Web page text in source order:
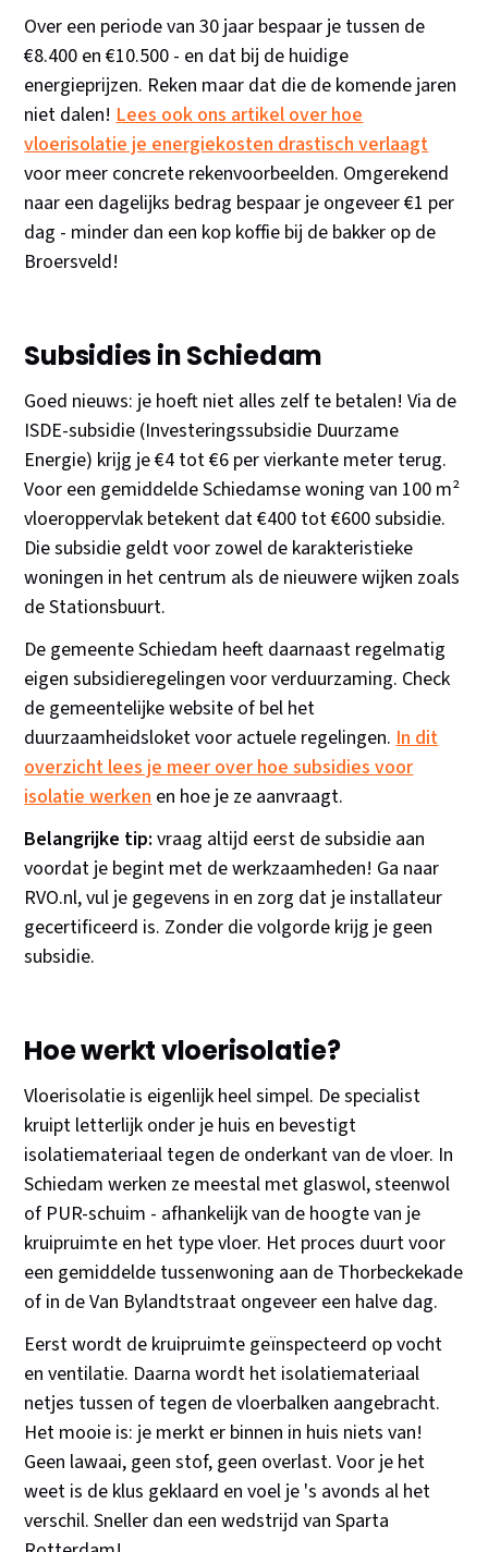
Over een periode van 30 jaar bespaar je tussen de
€8.400 en €10.500 - en dat bij de huidige
energieprijzen. Reken maar dat die de komende jaren
niet dalen!Lees ook ons artikel over hoe
vloerisolatie je energiekosten drastisch verlaagt
voor meer concrete rekenvoorbeelden. Omgerekend
naar een dagelijks bedrag bespaar je ongeveer €1 per
dag - minder dan een kop koffie bij de bakker op de
Broersveld!
Subsidies in Schiedam
Goed nieuws: je hoeft niet alles zelf te betalen! Via de
ISDE-subsidie (Investeringssubsidie Duurzame
Energie) krijg je €4 tot €6 per vierkante meter terug.
Voor een gemiddelde Schiedamse woning van 100 m²
vloeroppervlak betekent dat €400 tot €600 subsidie.
Die subsidie geldt voor zowel de karakteristieke
woningen in het centrum als de nieuwere wijken zoals
de Stationsbuurt.
De gemeente Schiedam heeft daarnaast regelmatig
eigen subsidieregelingen voor verduurzaming. Check
de gemeentelijke website of bel het
duurzaamheidsloket voor actuele regelingen.In dit
overzicht lees je meer over hoe subsidies voor
isolatie werkenen hoe je ze aanvraagt.
Belangrijke tip: vraag altijd eerst de subsidie aan
voordat je begint met de werkzaamheden! Ga naar
RVO.nl, vul je gegevens in en zorg dat je installateur
gecertificeerd is. Zonder die volgorde krijg je geen
subsidie.
Hoe werkt vloerisolatie?
Vloerisolatie is eigenlijk heel simpel. De specialist
kruipt letterlijk onder je huis en bevestigt
isolatiemateriaal tegen de onderkant van de vloer. In
Schiedam werken ze meestal met glaswol, steenwol
of PUR-schuim - afhankelijk van de hoogte van je
kruipruimte en het type vloer. Het proces duurt voor
een gemiddelde tussenwoning aan de Thorbeckekade
of in de Van Bylandtstraat ongeveer een halve dag.
Eerst wordt de kruipruimte geïnspecteerd op vocht
en ventilatie. Daarna wordt het isolatiemateriaal
netjes tussen of tegen de vloerbalken aangebracht.
Het mooie is: je merkt er binnen in huis niets van!
Geen lawaai, geen stof, geen overlast. Voor je het
weet is de klus geklaard en voel je 's avonds al het
verschil. Sneller dan een wedstrijd van Sparta